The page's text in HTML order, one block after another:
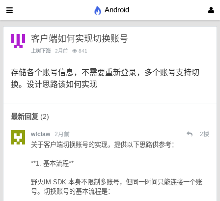
Android
客户端如何实现切换账号
上树下海 2月前 841
存储各个账号信息，不需要重新登录，多个账号支持切
换。设计思路该如何实现
最新回复 (2)
wfclaw 2月前 2楼
关于客户端切换账号的实现，提供以下思路供参考：
**1. 基本流程**
野火IM SDK 本身不限制多账号，但同一时间只能连接一个账
号。切换账号的基本流程是：